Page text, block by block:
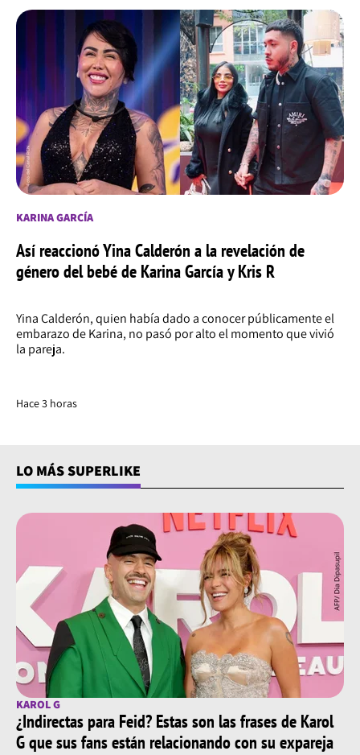
KARINA GARCÍA
Así reaccionó Yina Calderón a la revelación de
género del bebé de Karina García y Kris R
Yina Calderón, quien había dado a conocer públicamente el
embarazo de Karina, no pasó por alto el momento que vivió
la pareja.
Hace 3 horas
LO MÁS SUPERLIKE
KAROL G
¿Indirectas para Feid? Estas son las frases de Karol
G que sus fans están relacionando con su expareja